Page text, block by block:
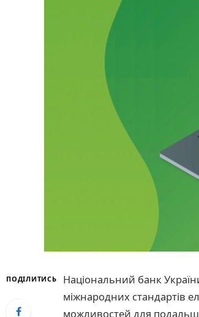
ПОДІЛИТИСЬ
Національний банк
міжнародних стандартів
можливостей для